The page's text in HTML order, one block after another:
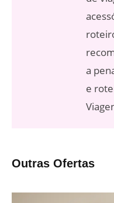
a
e
Outras Ofertas